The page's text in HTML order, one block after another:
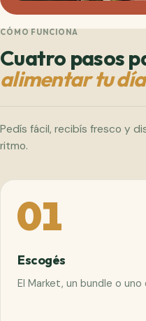
CÓMO FUNCIONA
Cuatro pasos
alimentar tu
Pedís fácil, recibís fresco y
ritmo.
01
Escogés
El Market, un bundle o uno